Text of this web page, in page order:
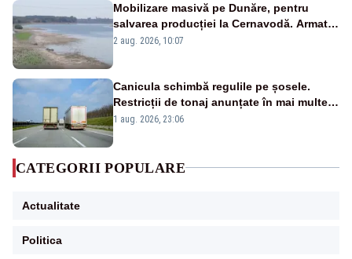
Mobilizare masivă pe Dunăre, pentru
salvarea producției la Cernavodă. Armata
va detona o stâncă și va devia apa
2 aug. 2026, 10:07
Canicula schimbă regulile pe șosele.
Restricții de tonaj anunțate în mai multe
județe
1 aug. 2026, 23:06
CATEGORII POPULARE
Actualitate
Politica